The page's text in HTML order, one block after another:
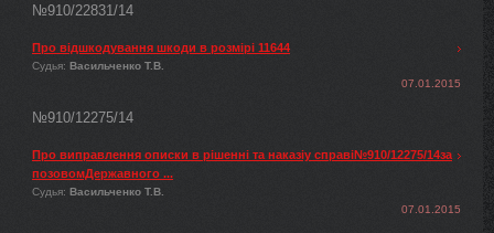
№910/22831/14
Про відшкодування шкоди в розмірі 11644
Судья: Васильченко Т.В.
07.01.2015
№910/12275/14
Про виправлення описки в рішенні та наказіу справі№910/12275/14за
позовомДержавного ...
Судья: Васильченко Т.В.
07.01.2015